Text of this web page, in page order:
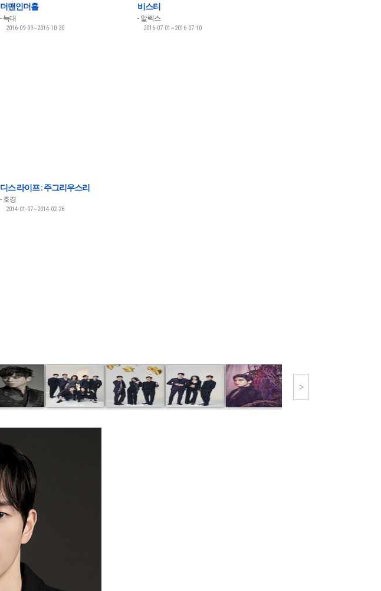
더맨인더홀
늑대
2016-09-09~2016-10-30
비스티
알렉스
2016-07-01~2016-07-10
디스 라이프 : 주그리우스리
호경
2014-01-07~2014-02-26